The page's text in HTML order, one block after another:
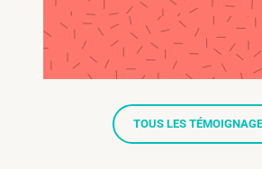
TOUS LES